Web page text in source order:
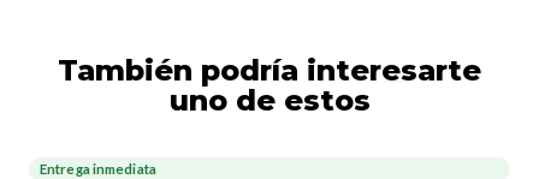
También podría interesarte
uno de estos
Entrega inmediata